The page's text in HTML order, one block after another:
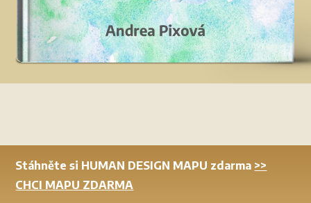
Stáhněte si HUMAN DESIGN MAPU zdarma >>
CHCI MAPU ZDARMA